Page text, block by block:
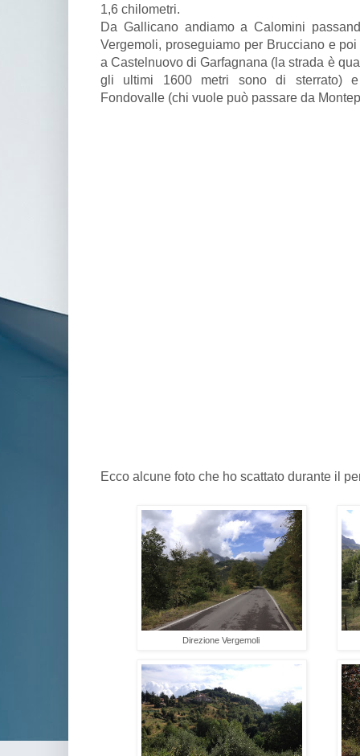
1,6 chilometri.
Da Gallicano andiamo a Calomini
Vergemoli, proseguiamo per Brucciano e
a Castelnuovo di Garfagnana (la strada è
gli ultimi 1600 metri sono di sterrato)
Fondovalle (chi vuole può passare da
Ecco alcune foto che ho scattato durante il
Direzione Vergemoli